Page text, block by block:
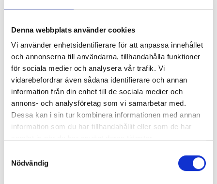
Denna webbplats använder cookies
Vi använder enhetsidentifierare för att anpassa innehållet
och annonserna till användarna, tillhandahålla funktioner
för sociala medier och analysera vår trafik. Vi
vidarebefordrar även sådana identifierare och annan
information från din enhet till de sociala medier och
annons- och analysföretag som vi samarbetar med.
Dessa kan i sin tur kombinera informationen med annan
information som du har tillhandahållit eller som de har
Nödvändig
Ett blodgruppsantigen definieras som en
molekylstruktur på erytrocytens yta som
kan kännas igen av en specifik
antikropp. Strukturer med liknande
sammansättning kan grupperas i olika
blodgruppssystem. Varje djurart har sina
egna blodgruppssystem. Alvedia
bestämning av blodgrupp. Vill du veta